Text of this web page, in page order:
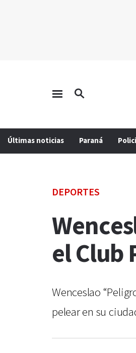
Últimas noticias Paraná
DEPORTES
el Club
Wenceslao
pelear en su